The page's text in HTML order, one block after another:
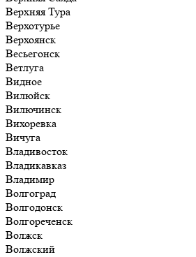
Верхняя Тура
Верхотурье
Верхоянск
Весьегонск
Ветлуга
Видное
Вилюйск
Вилючинск
Вихоревка
Вичуга
Владивосток
Владикавказ
Владимир
Волгоград
Волгодонск
Волгореченск
Волжск
Волжский